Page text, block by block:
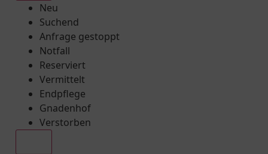
Neu
Suchend
Anfrage gestoppt
Notfall
Reserviert
Vermittelt
Endpflege
Gnadenhof
Verstorben